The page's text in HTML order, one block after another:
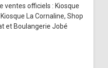
ventes officiels : Kiosque
La Cornaline, Shop
et Boulangerie Jobé